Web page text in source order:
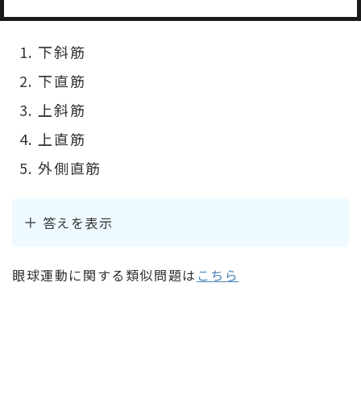
下斜筋
下直筋
上斜筋
上直筋
外側直筋
答えを表示
眼球運動に関する類似問題は こちら